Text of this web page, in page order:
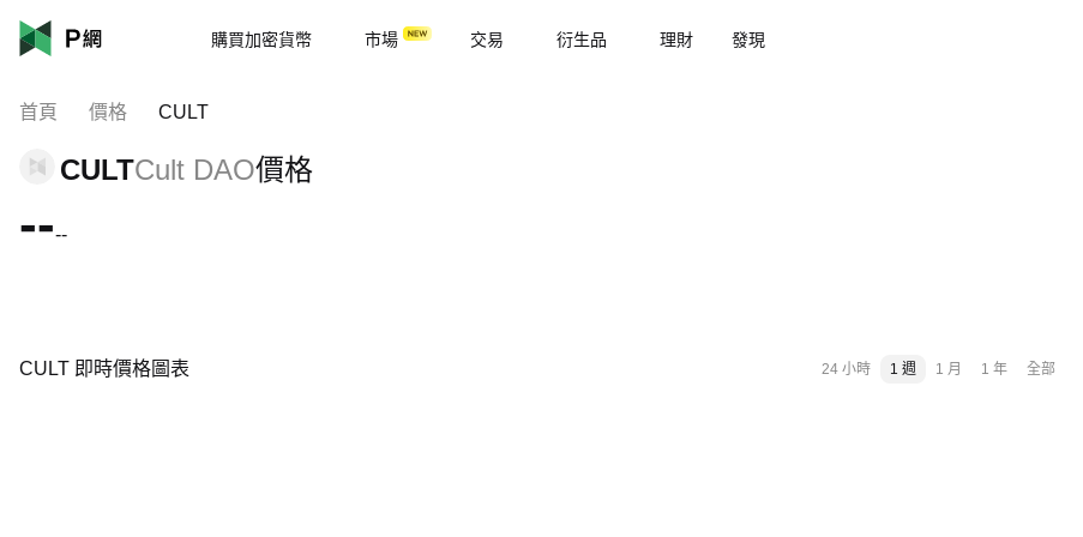
購買加密貨幣 市場 交易 衍生品 理財 發現
首頁 價格 CULT
CULTCult DAO價格
----
CULT 即時價格圖表 24 小時 1 週 1 月 1 年 全部